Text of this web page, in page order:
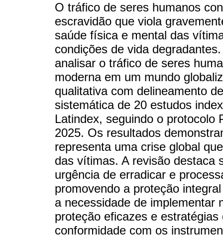
O tráfico de seres humanos
escravidão que viola
saúde física e mental das
condições de vida
analisar o tráfico de seres
moderna em um mundo
qualitativa com delineamento
sistemática de 20 estudos
Latindex, seguindo o protocolo
2025. Os resultados
representa uma crise global
das vítimas. A revisão destaca
urgência de erradicar e
promovendo a proteção
a necessidade de implementar
proteção eficazes e
conformidade com os